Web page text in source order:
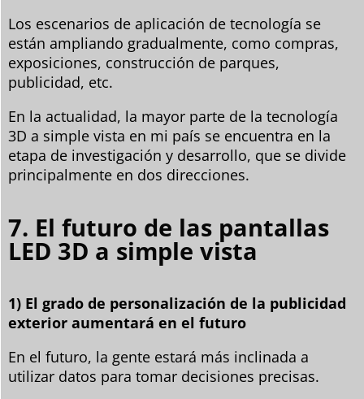
Los escenarios de aplicación de tecnología se
están ampliando gradualmente, como compras,
exposiciones, construcción de parques,
publicidad, etc.
En la actualidad, la mayor parte de la tecnología
3D a simple vista en mi país se encuentra en la
etapa de investigación y desarrollo, que se divide
principalmente en dos direcciones.
7. El futuro de las pantallas
LED 3D a simple vista
1) El grado de personalización de la publicidad
exterior aumentará en el futuro
En el futuro, la gente estará más inclinada a
utilizar datos para tomar decisiones precisas.